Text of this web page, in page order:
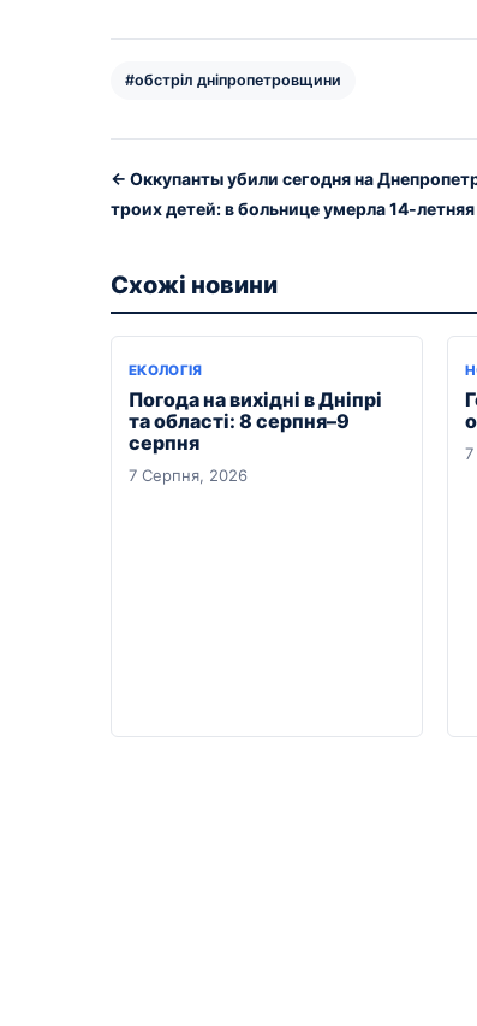
#обстріл дніпропетровщини
← Оккупанты убили сегодня на
троих детей: в больнице умерла 14-
Схожі новини
ЕКОЛОГІЯ
Погода на вихідні в Дніпрі
та області: 8 серпня–9
серпня
7 Серпня, 2026